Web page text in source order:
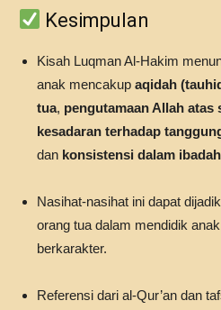
Kesimpulan
Kisah Luqman Al-Hakim
anak mencakup aqidah
tua, pengutamaan Allah atas
kesadaran terhadap
dan konsistensi dalam
Nasihat-nasihat ini dapat
orang tua dalam mendidik
berkarakter.
Referensi dari al-Qur’an dan